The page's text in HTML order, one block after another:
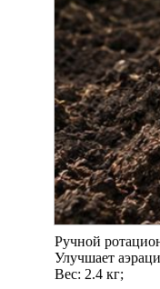
Ручной
Улучшает
Вес: 2.4 кг;